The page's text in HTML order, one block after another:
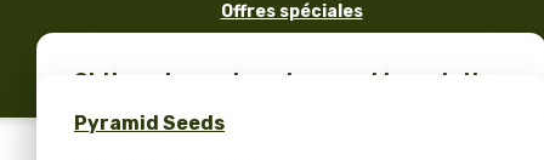
Offres spéciales
Obtiens des graines de cannabis gratuites
Pyramid Seeds !
Pyramid Seeds